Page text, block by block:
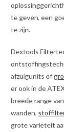
te geven, een
te zijn.
Dextools
afzuigunits of
er ook in de
breede range
wanden,
grote variëteit